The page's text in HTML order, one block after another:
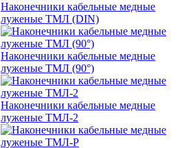
Наконечники кабельные медные
луженые ТМЛ (DIN)
Наконечники кабельные медные
луженые ТМЛ (90°)
Наконечники кабельные медные
луженые ТМЛ-2